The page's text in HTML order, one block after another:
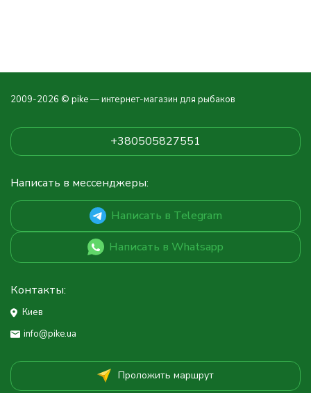
2009-2026 © pike — интернет-магазин для рыбаков
+380505827551
Написать в мессенджеры:
Написать в Telegram
Написать в Whatsapp
Контакты:
Киев
info@pike.ua
Проложить маршрут